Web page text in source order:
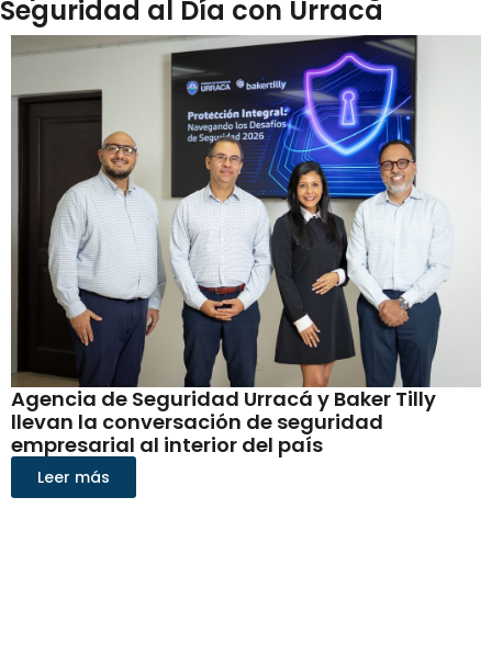
Seguridad al Día con Urraca
Agencia de Seguridad Urracá y Baker Tilly
llevan la conversación de seguridad
empresarial al interior del país
Leer más